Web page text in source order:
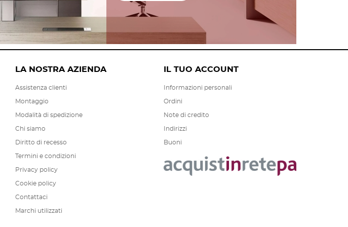
LA NOSTRA AZIENDA
Assistenza clienti
Montaggio
Modalità di spedizione
Chi siamo
Diritto di recesso
Termini e condizioni
Privacy policy
Cookie policy
Contattaci
Marchi utilizzati
IL TUO ACCOUNT
Informazioni personali
Ordini
Note di credito
Indirizzi
Buoni